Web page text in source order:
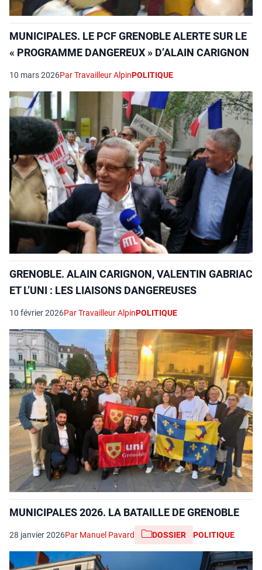
MUNICIPALES. LE PCF GRENOBLE ALERTE SUR LE
« PROGRAMME DANGEREUX » D’ALAIN CARIGNON
10 mars 2026Par Travailleur AlpinPOLITIQUE
GRENOBLE. ALAIN CARIGNON, VALENTIN GABRIAC
ET L’UNI : LES LIAISONS DANGEREUSES
10 février 2026Par Travailleur AlpinPOLITIQUE
MUNICIPALES 2026. LA BATAILLE DE GRENOBLE
28 janvier 2026Par Manuel Pavard DOSSIER POLITIQUE